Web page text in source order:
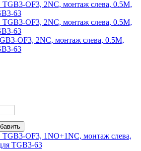
OF3, 2NC, монтаж слева, 0.5M,
63